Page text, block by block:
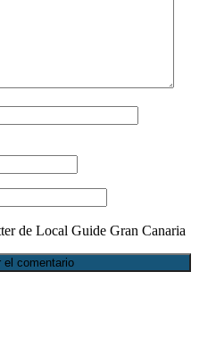
de Local Guide Gran Canaria